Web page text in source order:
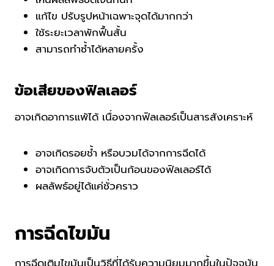
แก้ไข ปรับรูปหน้าเฉพาะจุดได้มากกว่า
ใช้ระยะเวลาพักฟื้นสั้น
สามารถทำซ้ำได้หลายครั้ง
ข้อเสียของฟิลเลอร์
อาจเกิดอาการแพ้ได้ เนื่องจากฟิลเลอร์เป็นสารสังเคราะห์
อาจเกิดรอยช้ำ หรือบวมได้จากการฉีดได้
อาจเกิดการจับตัวเป็นก้อนของฟิลเลอร์ได้
ผลลัพธ์อยู่ได้แค่ชั่วคราว
การฉีดไขมัน
การฉีดเติมไขมันเป็นวิธีที่ได้รับความนิยมมากขึ้นในปัจจุบัน